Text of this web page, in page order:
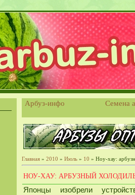
Арбуз-инфо Семена
Главная » 2010 » Июль » 10 » Ноу-хау:
НОУ-ХАУ: АРБУЗНЫЙ
Японцы изобрели